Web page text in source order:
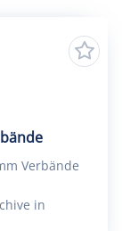
Verbände
in